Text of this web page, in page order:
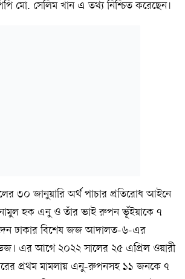
মো. সেলিম খান এ তথ্য নিশ্চিত করেছেন।
৩০ জানুয়ারি অর্থ পাচার প্রতিরোধ আইনে
হক এনু ও তাঁর ভাই রুপন ভূঁইয়াকে ৭
ঢাকার বিশেষ জজ আদালত-৬-এর
এর আগে ২০২২ সালের ২৫ এপ্রিল ওয়ারী
প্রথম মামলায় এনু-রুপনসহ ১১ জনকে ৭